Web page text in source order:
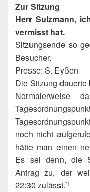
Zur Sitzung
Herr Sulzmann,
vermisst hat.
Sitzungsende so
Besucher.
Presse: S. Eyßen
Die Sitzung dauerte
Normalerweise
noch nicht
hätte man einen
Es sei denn, die
Antrag zu, der
22:30 zulässt.*1